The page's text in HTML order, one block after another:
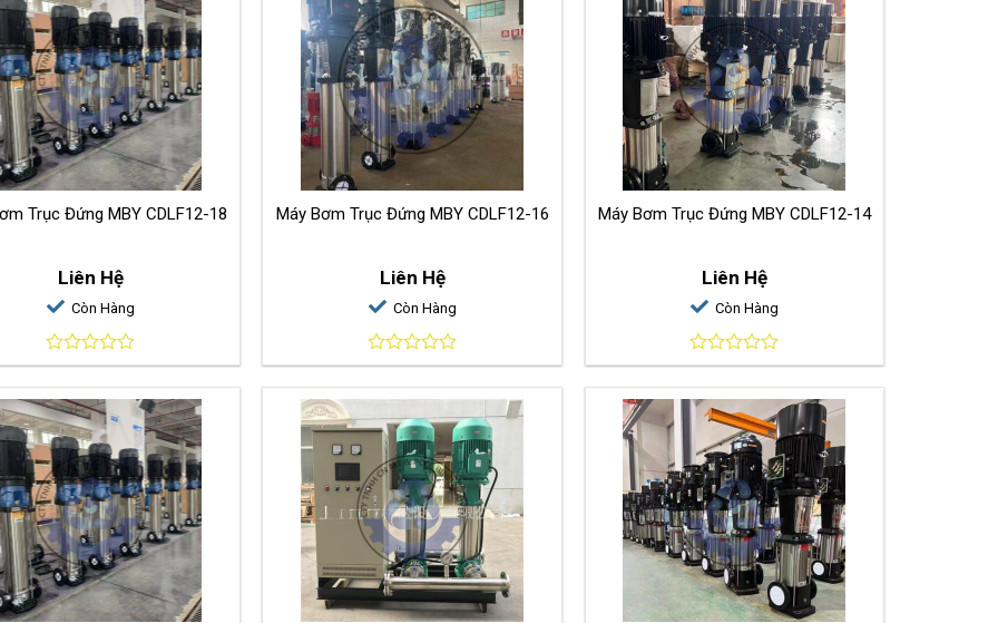
Trục Đứng MBY CDLF12-18
Liên Hệ
Còn Hàng
0
out
of
5
Máy Bơm Trục Đứng MBY CDLF12-16
Liên Hệ
Còn Hàng
0
out
of
5
Máy Bơm Trục Đứng MBY CDLF12-14
Liên Hệ
Còn Hàng
0
out
of